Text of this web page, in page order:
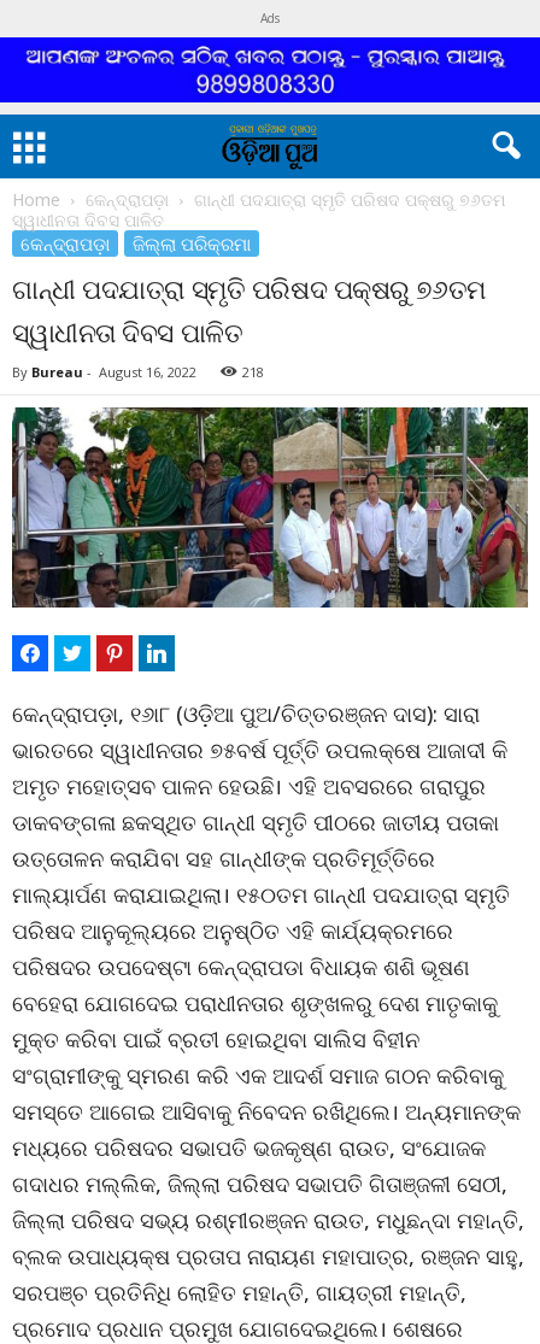
Ads
Home କେନ୍ଦ୍ରାପଡ଼ା
ଗାନ୍ଧୀ ପଦଯାତ୍ରା ସ୍ମୃତି ପରିଷଦ ପକ୍ଷରୁ ୭୬ତମ
ସ୍ୱାଧୀନତା ଦିବସ ପାଳିତ
କେନ୍ଦ୍ରାପଡ଼ା ଜିଲ୍ଲା ପରିକ୍ରମା
ଗାନ୍ଧୀ ପଦଯାତ୍ରା ସ୍ମୃତି ପରିଷଦ ପକ୍ଷରୁ ୭୬ତମ
ସ୍ୱାଧୀନତା ଦିବସ ପାଳିତ
By Bureau - August 16, 2022 218
କେନ୍ଦ୍ରାପଡ଼ା, ୧୬ା୮ (ଓଡ଼ିଆ ପୁଅ/ଚିତ୍ତରଞ୍ଜନ ଦାସ): ସାରା
ଭାରତରେ ସ୍ୱାଧୀନତାର ୭୫ବର୍ଷ ପୂର୍ତ୍ତି ଉପଲକ୍ଷେ ଆଜାଦୀ କି
ଅମୃତ ମହୋତ୍ସବ ପାଳନ ହେଉଛି। ଏହି ଅବସରରେ ଗରାପୁର
ଡାକବଙ୍ଗଳା ଛକସ୍ଥିତ ଗାନ୍ଧୀ ସ୍ମୃତି ପୀଠରେ ଜାତୀୟ ପତାକା
ଉତ୍ତୋଳନ କରାଯିବା ସହ ଗାନ୍ଧୀଙ୍କ ପ୍ରତିମୂର୍ତ୍ତିରେ
ମାଲ୍ୟାର୍ପଣ କରାଯାଇଥିଲା। ୧୫୦ତମ ଗାନ୍ଧୀ ପଦଯାତ୍ରା ସ୍ମୃତି
ପରିଷଦ ଆନୁକୂଲ୍ୟରେ ଅନୁଷ୍ଠିତ ଏହି କାର୍ଯ୍ୟକ୍ରମରେ
ପରିଷଦର ଉପଦେଷ୍ଟା କେନ୍ଦ୍ରାପଡା ବିଧାୟକ ଶଶି ଭୂଷଣ
ବେହେରା ଯୋଗଦେଇ ପରାଧୀନତାର ଶୃଙ୍ଖଳରୁ ଦେଶ ମାତୃକାକୁ
ମୁକ୍ତ କରିବା ପାଇଁ ବ୍ରତୀ ହୋଇଥିବା ସାଲିସ ବିହୀନ
ସଂଗ୍ରାମୀଙ୍କୁ ସ୍ମରଣ କରି ଏକ ଆଦର୍ଶ ସମାଜ ଗଠନ କରିବାକୁ
ସମସ୍ତେ ଆଗେଇ ଆସିବାକୁ ନିବେଦନ ରଖିଥିଲେ। ଅନ୍ୟମାନଙ୍କ
ମଧ୍ୟରେ ପରିଷଦର ସଭାପତି ଭଜକୃଷ୍ଣ ରାଉତ, ସଂଯୋଜକ
ଗଦାଧର ମଲ୍ଲିକ, ଜିଲ୍ଲା ପରିଷଦ ସଭାପତି ଗିତାଞ୍ଜଳୀ ସେଠୀ,
ଜିଲ୍ଲା ପରିଷଦ ସଭ୍ୟ ରଶ୍ମୀରଞ୍ଜନ ରାଉତ, ମଧୁଛନ୍ଦା ମହାନ୍ତି,
ବ୍ଲକ ଉପାଧ୍ୟକ୍ଷ ପ୍ରତାପ ନାରାୟଣ ମହାପାତ୍ର, ରଞ୍ଜନ ସାହୁ,
ସରପଞ୍ଚ ପ୍ରତିନିଧି ଲୋହିତ ମହାନ୍ତି, ଗାୟତ୍ରୀ ମହାନ୍ତି,
ପ୍ରମୋଦ ପ୍ରଧାନ ପ୍ରମୁଖ ଯୋଗଦେଇଥିଲେ। ଶେଷରେ